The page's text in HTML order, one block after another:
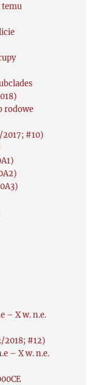
temu
rodowe
2017; #10)
– X w. n.e.
2018; #12)
– X w. n.e.